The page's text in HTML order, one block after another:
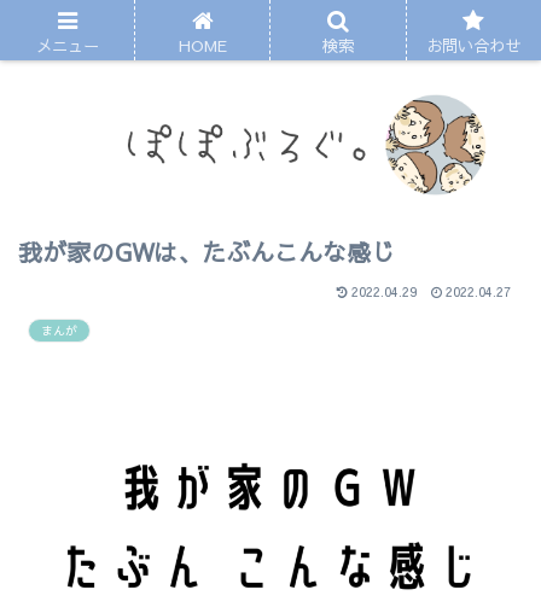
我が家のGWは、たぶんこんな感じ
2022.04.29 2022.04.27
まんが
メニュー HOME 検索 お問い合わせ